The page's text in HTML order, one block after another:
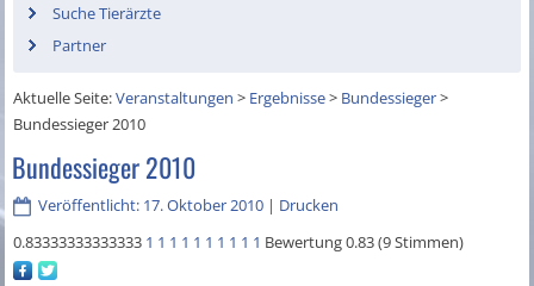
Suche Tierärzte
Partner
Aktuelle Seite:Veranstaltungen > Ergebnisse> Bundessieger>
Bundessieger 2010
Bundessieger 2010
Veröffentlicht: 17. Oktober 2010 | Drucken
0.83333333333333 1 1 1 1 1 1 1 1 1 1 Bewertung 0.83 (9 Stimmen)